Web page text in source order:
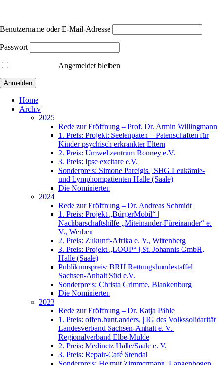
Benutzername oder E-Mail-Adresse
Passwort
Angemeldet bleiben
Home
Archiv
2025
Rede zur Eröffnung – Prof. Dr. Armin Willingmann
1. Preis: Projekt: Seelenpaten – Patenschaften für
Kinder psychisch erkrankter Eltern
2. Preis: Umweltzentrum Ronney e.V.
3. Preis: Ipse excitare e.V.
Sonderpreis: Simone Pareigis | SHG Leukämie-
und Lymphompatienten Halle (Saale)
Die Nominierten
2024
Rede zur Eröffnung – Dr. Andreas Schmidt
1. Preis: Projekt „BürgerMobil“ |
Nachbarschaftshilfe „Miteinander-Füreinander“ e.
V., Werben
2. Preis: Zukunft-Afrika e. V., Wittenberg
3. Preis: Projekt „LOOP“ | St. Johannis GmbH,
Halle (Saale)
Publikumspreis: BRH Rettungshundestaffel
Sachsen-Anhalt Süd e.V.
Sonderpreis: Christa Grimme, Blankenburg
Die Nominierten
2023
Rede zur Eröffnung – Dr. Katja Pähle
1. Preis: offen.bunt.anders. | IG des Volkssolidarität
Landesverband Sachsen-Anhalt e. V. |
Regionalverband Elbe-Mulde
2. Preis: Medinetz Halle/Saale e. V.
3. Preis: Repair-Café Stendal
Sonderpreis: Helmut Zimmermann, Langenbogen